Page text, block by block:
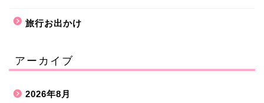
旅行お出かけ
アーカイブ
2026年8月